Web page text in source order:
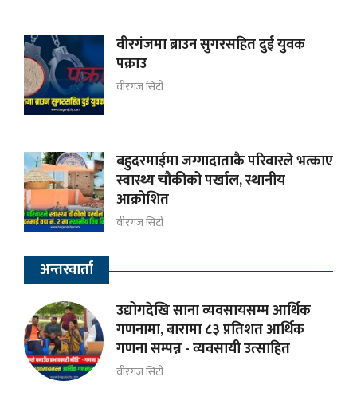
वीरगंजमा ब्राउन सुगरसहित दुई युवक
पक्राउ
वीरगंज सिटी
बहुदरमाईमा जग्गादाताकै परिवारले भत्काए
स्वास्थ्य चौकीको पर्खाल, स्थानीय
आक्रोशित
वीरगंज सिटी
अन्तरवार्ता
उद्योगदेखि साना व्यवसायसम्म आर्थिक
गणनामा, बारामा ८३ प्रतिशत आर्थिक
गणना सम्पन्न - व्यवसायी उत्साहित
वीरगंज सिटी